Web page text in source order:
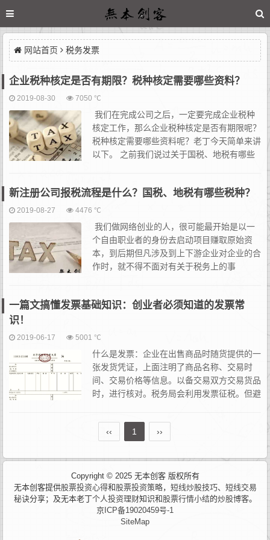
网站首页 税务发票
企业税种核定是否有期限？税种核定需要哪些资料？
2019-08-30 7050 ℃
我们在完成公司之后，一定要完成企业税种
核定工作，那么企业税种核定是否有期限呢？
税种核定需要哪些资料呢？老丁今天简单来讲
以下。 之前我们说过关于国税、地税有哪些
新注册公司报税流程是什么？国税、地税有哪些税种？
2019-08-27 4476 ℃
我们做网络创业的人，很可能最开始是以一
个自由职业者的身份去启动项目赚取原始资
本，到后期但凡涉及到上下游企业对企业的合
作时，就不得不面对有关于税务上的事
一篇文搞懂发票基础知识：创业者必须知道的发票常
识！
2019-06-17 5001 ℃
什么是发票：企业在出售商品时随货提供的一
张发货凭证，上面注明了商品名称、交易时
间、交易价格等信息。以备交易双方交易货品
时，进行核对。税务局会利用发票征税。但避
税源的大量流失，于是，“以票控税”制度生成。（国外出差可以凭
‹‹ 1 ››
Copyright © 2025 无本创客 版权所有
无本创客提供股票投资心得和 股票投资策略， 短线炒股技巧、 短线交易
秘诀分享；及无本老丁个人投资理财知识和 股票行情小结的炒股博客。
京ICP备19020459号-1
SiteMap